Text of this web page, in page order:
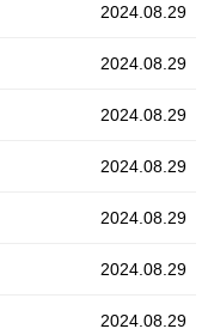
2024.08.29
2024.08.29
2024.08.29
2024.08.29
2024.08.29
2024.08.29
2024.08.29